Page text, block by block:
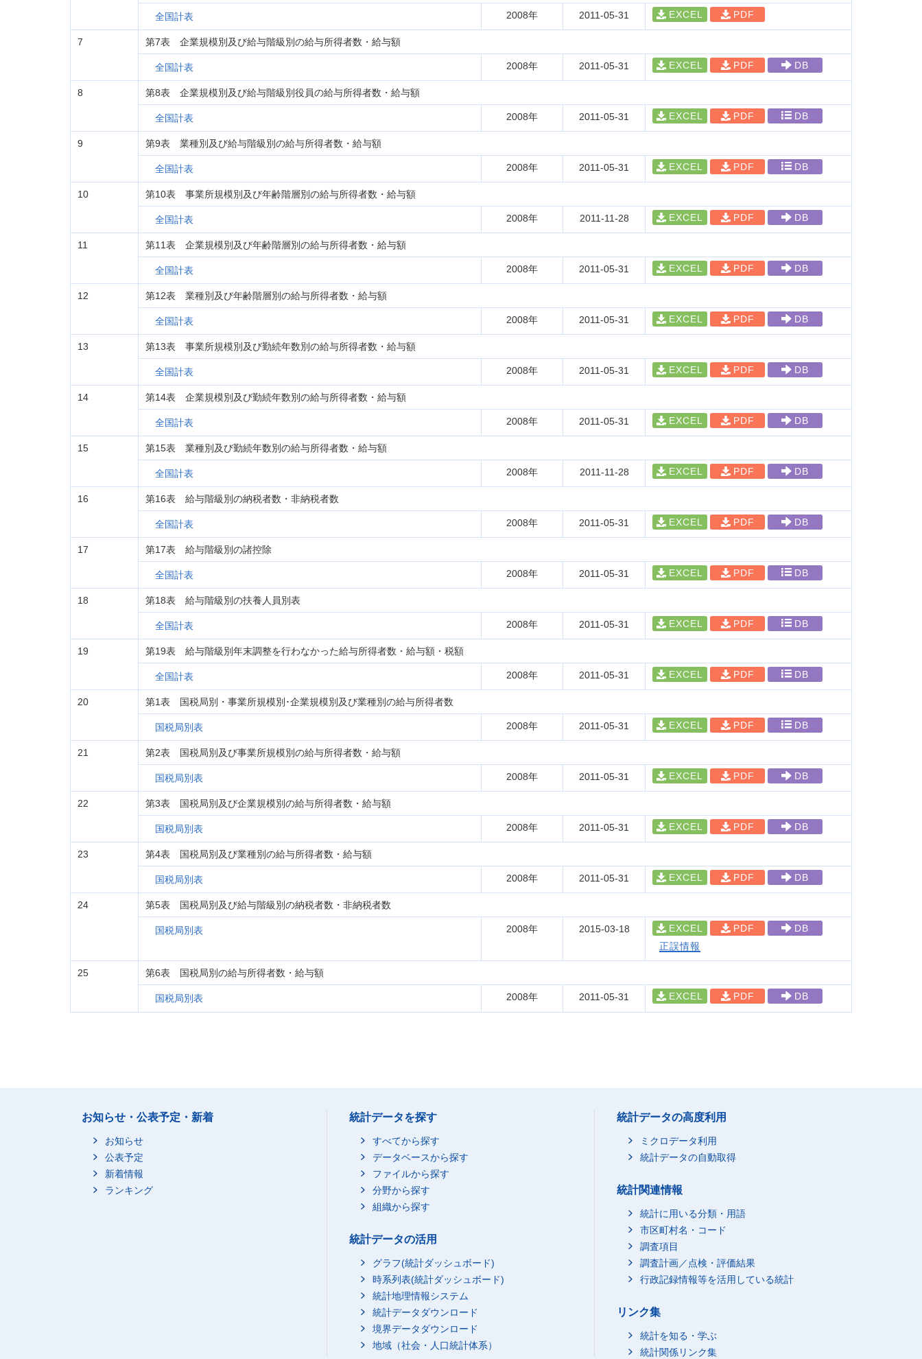
全国計表 2008年 2011-05-31 EXCEL PDF
7 第7表 企業規模別及び給与階級別の給与所得者数・給与額
全国計表 2008年 2011-05-31 EXCEL PDF DB
8 第8表 企業規模別及び給与階級別役員の給与所得者数・給与額
全国計表 2008年 2011-05-31 EXCEL PDF DB
9 第9表 業種別及び給与階級別の給与所得者数・給与額
全国計表 2008年 2011-05-31 EXCEL PDF DB
10 第10表 事業所規模別及び年齢階層別の給与所得者数・給与額
全国計表 2008年 2011-11-28 EXCEL PDF DB
11 第11表 企業規模別及び年齢階層別の給与所得者数・給与額
全国計表 2008年 2011-05-31 EXCEL PDF DB
12 第12表 業種別及び年齢階層別の給与所得者数・給与額
全国計表 2008年 2011-05-31 EXCEL PDF DB
13 第13表 事業所規模別及び勤続年数別の給与所得者数・給与額
全国計表 2008年 2011-05-31 EXCEL PDF DB
14 第14表 企業規模別及び勤続年数別の給与所得者数・給与額
全国計表 2008年 2011-05-31 EXCEL PDF DB
15 第15表 業種別及び勤続年数別の給与所得者数・給与額
全国計表 2008年 2011-11-28 EXCEL PDF DB
16 第16表 給与階級別の納税者数・非納税者数
全国計表 2008年 2011-05-31 EXCEL PDF DB
17 第17表 給与階級別の諸控除
全国計表 2008年 2011-05-31 EXCEL PDF DB
18 第18表 給与階級別の扶養人員別表
全国計表 2008年 2011-05-31 EXCEL PDF DB
19 第19表 給与階級別年末調整を行わなかった給与所得者数・給与額・税額
全国計表 2008年 2011-05-31 EXCEL PDF DB
20 第1表 国税局別・事業所規模別･企業規模別及び業種別の給与所得者数
国税局別表 2008年 2011-05-31 EXCEL PDF DB
21 第2表 国税局別及び事業所規模別の給与所得者数・給与額
国税局別表 2008年 2011-05-31 EXCEL PDF DB
22 第3表 国税局別及び企業規模別の給与所得者数・給与額
国税局別表 2008年 2011-05-31 EXCEL PDF DB
23 第4表 国税局別及び業種別の給与所得者数・給与額
国税局別表 2008年 2011-05-31 EXCEL PDF DB
24 第5表 国税局別及び給与階級別の納税者数・非納税者数
国税局別表 2008年 2015-03-18 EXCEL PDF
DB
正誤情報
25 第6表 国税局別の給与所得者数・給与額
国税局別表 2008年 2011-05-31 EXCEL PDF DB
お知らせ・公表予定・新着
お知らせ
公表予定
新着情報
ランキング
統計データを探す
すべてから探す
データベースから探す
ファイルから探す
分野から探す
組織から探す
統計データの活用
グラフ(統計ダッシュボード)
時系列表(統計ダッシュボード)
統計地理情報システム
統計データダウンロード
境界データダウンロード
地域（社会・人口統計体系）
統計データの高度利用
ミクロデータ利用
統計データの自動取得
統計関連情報
統計に用いる分類・用語
市区町村名・コード
調査項目
調査計画／点検・評価結果
行政記録情報等を活用している統計
リンク集
統計を知る・学ぶ
統計関係リンク集